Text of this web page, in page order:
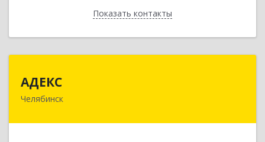
Показать контакты
Назад
АДЕКС
Челябинск
454080, Челябинская обл, Челябинск г, Смирных